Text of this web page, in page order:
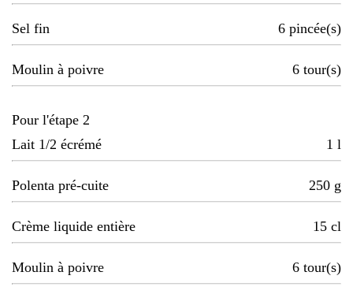
Sel fin 6 pincée(s)
Moulin à poivre 6 tour(s)
Pour l'étape 2
Lait 1/2 écrémé
1 l
Polenta pré-cuite 250 g
Crème liquide entière 15 cl
Moulin à poivre 6 tour(s)